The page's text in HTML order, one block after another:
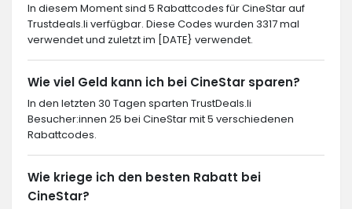
In diesem Moment sind 5 Rabattcodes für CineStar auf
Trustdeals.li verfügbar. Diese Codes wurden 3317 mal
verwendet und zuletzt im [DATE} verwendet.
Wie viel Geld kann ich bei CineStar sparen?
In den letzten 30 Tagen sparten TrustDeals.li
Besucher:innen 25 bei CineStar mit 5 verschiedenen
Rabattcodes.
Wie kriege ich den besten Rabatt bei
CineStar?